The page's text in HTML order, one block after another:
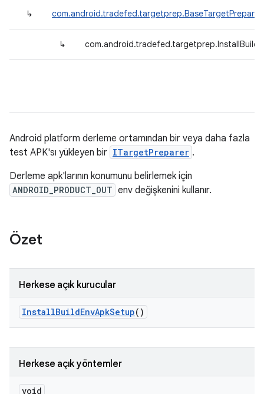
↳ com.android.tradefed.targetprep.BaseTargetPreparer
↳
Android platform derleme ortamından bir veya daha fazla
test APK'sı yükleyen bir ITargetPreparer .
Derleme apk'larının konumunu belirlemek için
ANDROID_PRODUCT_OUT env değişkenini kullanır.
Özet
Herkese açık kurucular
InstallBuildEnvApkSetup()
Herkese açık yöntemler
void